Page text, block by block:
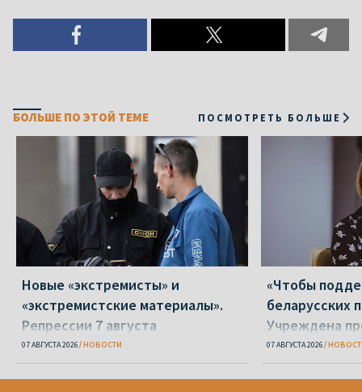
БОЛЬШЕ ПО ЭТОЙ ТЕМЕ ПОСМОТРЕТЬ БОЛЬШЕ
Новые «экстремисты» и
«экстремистские материалы».
Репрессии 7 августа
07 АВГУСТА 2026 НОВОСТИ
«Чтобы
беларусских
Учреждена
Вежновец
07 АВГУСТА 2026